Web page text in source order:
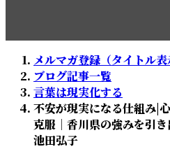
終
更
新
日
時
:
メルマガ登録（タイトル表
ブログ記事一覧
言葉は現実化する
不安が現実になる仕組み|
克服｜香川県の強みを引
池田弘子